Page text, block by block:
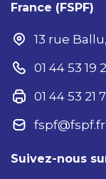
France (FSPF)
13 rue
01 44 53 19
01 44 53 21
fspf@fspf.fr
Suivez-nous